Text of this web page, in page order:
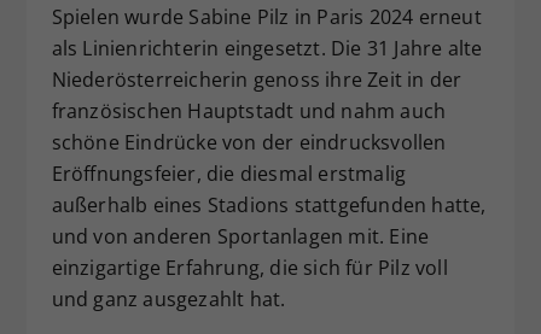
Spielen wurde Sabine Pilz in Paris 2024 erneut
als Linienrichterin eingesetzt. Die 31 Jahre alte
Niederösterreicherin genoss ihre Zeit in der
französischen Hauptstadt und nahm auch
schöne Eindrücke von der eindrucksvollen
Eröffnungsfeier, die diesmal erstmalig
außerhalb eines Stadions stattgefunden hatte,
und von anderen Sportanlagen mit. Eine
einzigartige Erfahrung, die sich für Pilz voll
und ganz ausgezahlt hat.